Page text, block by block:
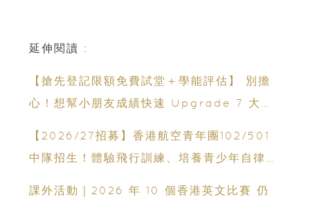
延伸閱讀 :
【搶先登記限額免費試堂＋學能評估】 別擔
心！想幫小朋友成績快速 Upgrade 7 大暑
【2026/27招募】香港航空青年團102/501
中隊招生！體驗飛行訓練、培養青少年自律與
課外活動｜2026 年 10 個香港英文比賽 仍